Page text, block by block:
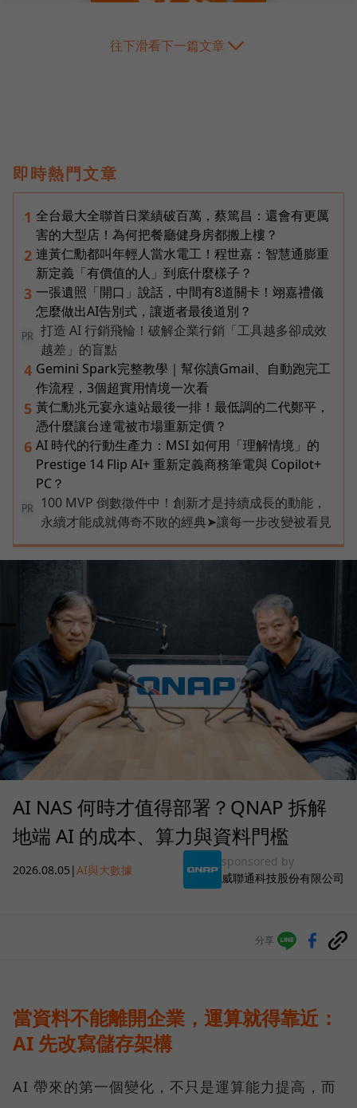
往下滑看下一篇文章
即時熱門文章
1 全台最大全聯首日業績破百萬，蔡篤昌：還會有更厲
害的大型店！為何把餐廳健身房都搬上樓？
2 連黃仁勳都叫年輕人當水電工！程世嘉：智慧通膨重
新定義「有價值的人」到底什麼樣子？
3 一張遺照「開口」說話，中間有8道關卡！翊嘉禮儀
怎麼做出AI告別式，讓逝者最後道別？
PR
打造 AI 行銷飛輪！破解企業行銷「工具越多卻成效
越差」的盲點
4 Gemini Spark完整教學｜幫你讀Gmail、自動跑完工
作流程，3個超實用情境一次看
5 黃仁勳兆元宴永遠站最後一排！最低調的二代鄭平，
憑什麼讓台達電被市場重新定價？
6 AI 時代的行動生產力：MSI 如何用「理解情境」的
Prestige 14 Flip AI+ 重新定義商務筆電與 Copilot+
PC？
PR
100 MVP 倒數徵件中！創新才是持續成長的動能，
永續才能成就傳奇不敗的經典➤讓每一步改變被看見
AI NAS 何時才值得部署？QNAP 拆解
地端 AI 的成本、算力與資料門檻
2026.08.05 |AI與大數據
sponsored by
威聯通科技股份有限公司
分享
當資料不能離開企業，運算就得靠近：
AI 先改寫儲存架構
AI 帶來的第一個變化，不只是運算能力提高，而